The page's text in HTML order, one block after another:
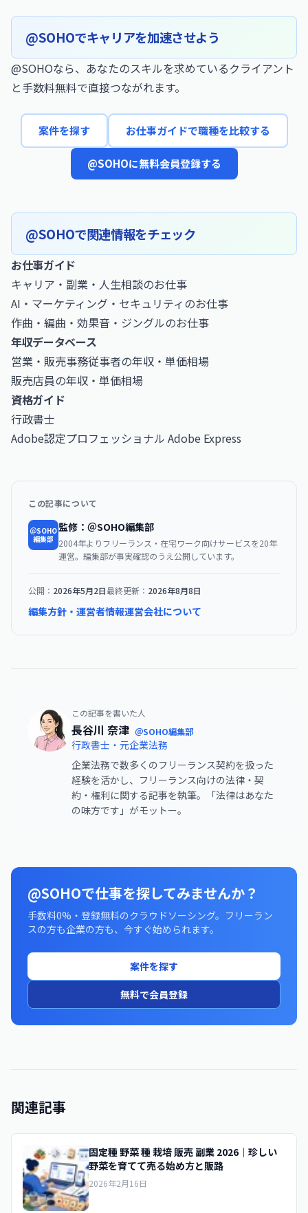
@SOHOでキャリアを加速させよう
@SOHOなら、あなたのスキルを求めているクライアント
と手数料無料で直接つながれます。
案件を探す お仕事ガイドで職種を比較する
@SOHOに無料会員登録する
@SOHOで関連情報をチェック
お仕事ガイド
キャリア・副業・人生相談のお仕事
AI・マーケティング・セキュリティのお仕事
作曲・編曲・効果音・ジングルのお仕事
年収データベース
営業・販売事務従事者の年収・単価相場
販売店員の年収・単価相場
資格ガイド
行政書士
Adobe認定プロフェッショナル Adobe Express
この記事について
＠SOHO
編集部
監修：＠SOHO編集部
2004年よりフリーランス・在宅ワーク向けサービスを20年
運営。編集部が事実確認のうえ公開しています。
公開： 2026年5月2日最終更新： 2026年8月8日
編集方針・運営者情報運営会社について
この記事を書いた人
長谷川 奈津 ＠SOHO編集部
行政書士・元企業法務
企業法務で数多くのフリーランス契約を扱った
経験を活かし、フリーランス向けの法律・契
約・権利に関する記事を執筆。「法律はあなた
の味方です」がモットー。
@SOHOで仕事を探してみませんか？
手数料0%・登録無料のクラウドソーシング。フリーラン
スの方も企業の方も、今すぐ始められます。
案件を探す
無料で会員登録
関連記事
固定種 野菜 種 栽培 販売 副業 2026｜珍しい
野菜を育てて売る始め方と販路
2026年2月16日